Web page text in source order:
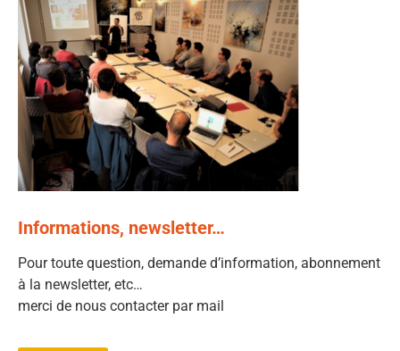
Informations, newsletter…
Pour toute question, demande d’information, abonnement
à la newsletter, etc…
merci de nous contacter par mail